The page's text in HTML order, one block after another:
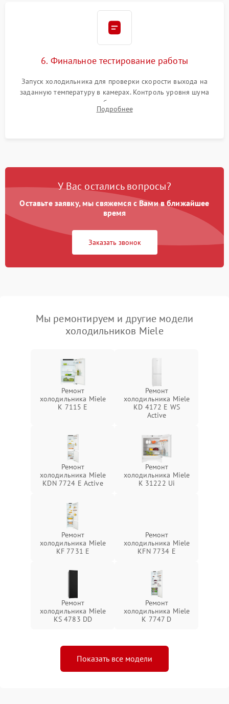
6. Финальное тестирование работы
Запуск холодильника для проверки скорости выхода на
заданную температуру в камерах. Контроль уровня шума
компрессора, отсутствия обмерзания стенок и корректного
срабатывания системы автоматической оттайки.
Подробнее
У Вас остались вопросы?
Оставьте заявку, мы свяжемся с Вами в ближайшее
время
Заказать звонок
Мы ремонтируем и другие модели
холодильников Miele
Ремонт
холодильника Miele
K 7115 E
Ремонт
холодильника Miele
KD 4172 E WS
Active
Ремонт
холодильника Miele
KDN 7724 E Active
Ремонт
холодильника Miele
K 31222 Ui
Ремонт
холодильника Miele
KF 7731 E
Ремонт
холодильника Miele
KFN 7734 E
Ремонт
холодильника Miele
KS 4783 DD
Ремонт
холодильника Miele
K 7747 D
Показать все модели